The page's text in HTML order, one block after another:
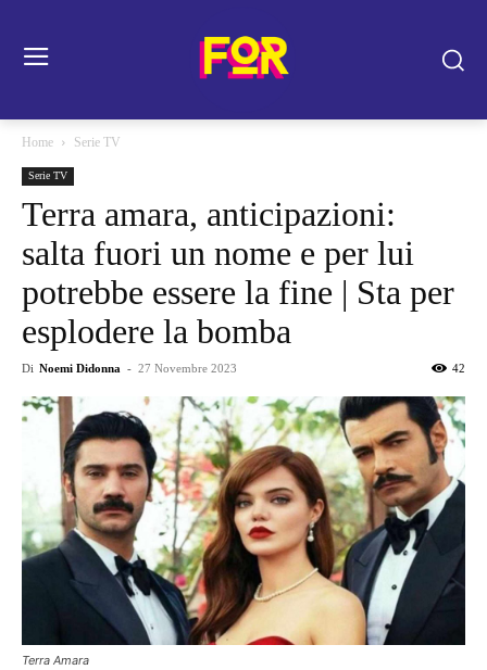
Home Serie TV
Serie TV
Terra amara, anticipazioni:
salta fuori un nome e per lui
potrebbe essere la fine | Sta per
esplodere la bomba
Di Noemi Didonna - 27 Novembre 2023 42
Terra Amara